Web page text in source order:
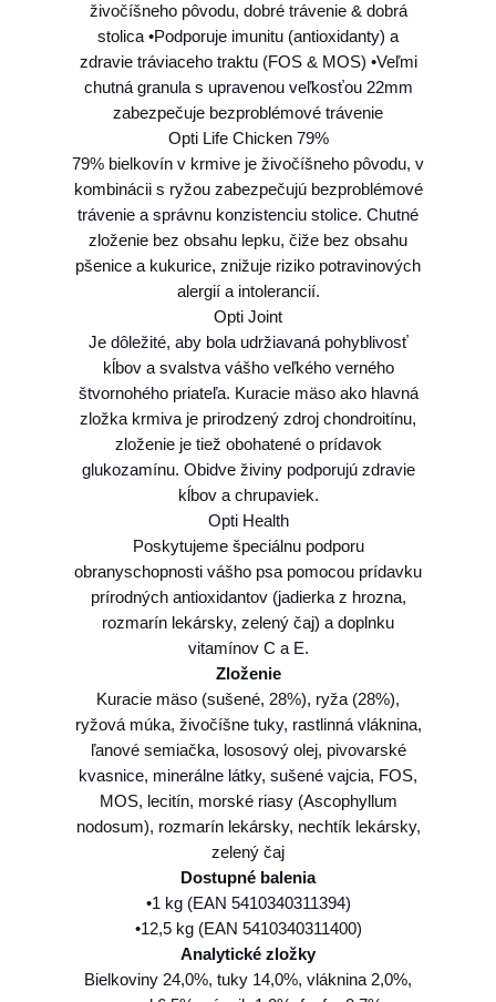
f
e
d
o
g
d
u
l
t
M
i
1
2
,
5
k
živočíšneho pôvodu, dobré trávenie & dobrá
stolica •Podporuje imunitu (antioxidanty) a
zdravie tráviaceho traktu (FOS & MOS) •Veľmi
chutná granula s upravenou veľkosťou 22mm
zabezpečuje bezproblémové trávenie
Opti Life Chicken 79%
79% bielkovín v krmive je živočíšneho pôvodu, v
kombinácii s ryžou zabezpečujú bezproblémové
trávenie a správnu konzistenciu stolice. Chutné
zloženie bez obsahu lepku, čiže bez obsahu
pšenice a kukurice, znižuje riziko potravinových
alergií a intolerancií.
Opti Joint
Je dôležité, aby bola udržiavaná pohyblivosť
kĺbov a svalstva vášho veľkého verného
štvornohého priateľa. Kuracie mäso ako hlavná
zložka krmiva je prirodzený zdroj chondroitínu,
zloženie je tiež obohatené o prídavok
glukozamínu. Obidve živiny podporujú zdravie
kĺbov a chrupaviek.
Opti Health
Poskytujeme špeciálnu podporu
obranyschopnosti vášho psa pomocou prídavku
prírodných antioxidantov (jadierka z hrozna,
rozmarín lekársky, zelený čaj) a doplnku
vitamínov C a E.
Zloženie
Kuracie mäso (sušené, 28%), ryža (28%),
ryžová múka, živočíšne tuky, rastlinná vláknina,
ľanové semiačka, lososový olej, pivovarské
kvasnice, minerálne látky, sušené vajcia, FOS,
MOS, lecitín, morské riasy (Ascophyllum
nodosum), rozmarín lekársky, nechtík lekársky,
zelený čaj
Dostupné balenia
•1 kg (EAN 5410340311394)
•12,5 kg (EAN 5410340311400)
Analytické zložky
Bielkoviny 24,0%, tuky 14,0%, vláknina 2,0%,